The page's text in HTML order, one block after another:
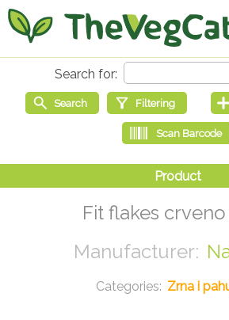
Fit flakes
Zrna i